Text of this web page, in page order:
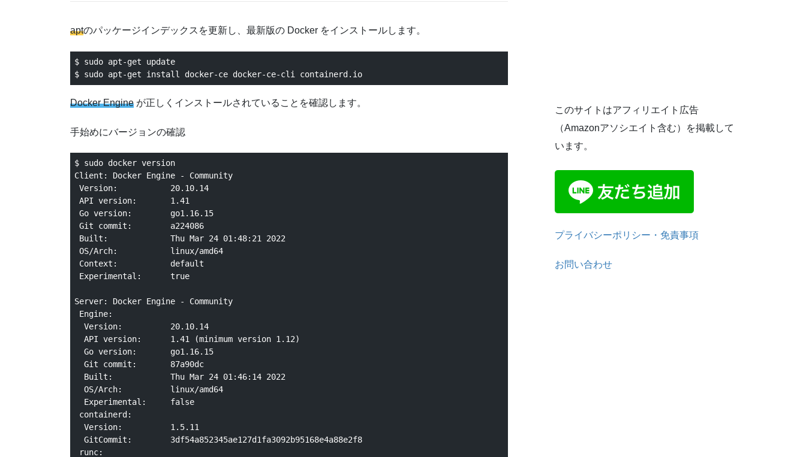
aptのパッケージインデックスを更新し、最新版の Docker をインストールします。
$ sudo apt-get update
Docker Engine が正しくインストールされていることを確認します。
手始めにバージョンの確認
$ sudo docker version
Client: Docker Engine - Community
Server: Docker Engine - Community
このサイトはアフィリエイト広告
（Amazonアソシエイト含む）を掲載して
います。
プライバシーポリシー・免責事項
お問い合わせ